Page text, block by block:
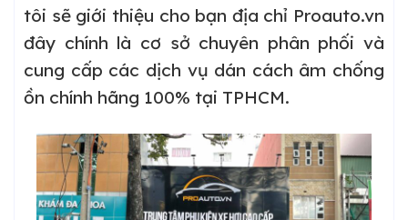
tôi sẽ giới thiệu cho bạn địa chỉ Proauto.vn
đây chính là cơ sở chuyên phân phối và
cung cấp các dịch vụ dán cách âm chống
ồn chính hãng 100% tại TPHCM.